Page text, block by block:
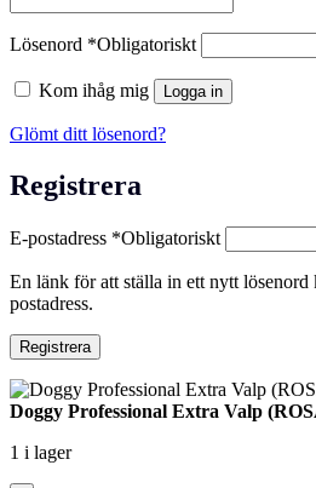
Lösenord *Obligatoriskt
Kom ihåg mig Logga in
Glömt ditt lösenord?
Registrera
E-postadress *Obligatoriskt
En länk för att ställa in ett nytt
postadress.
Registrera
Doggy Professional Extra Valp
1 i lager